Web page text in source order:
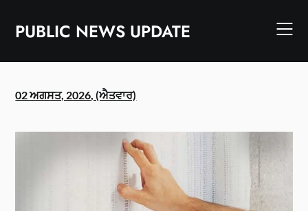
contentPUBLIC NEWS UPDATE
02 ਅਗਸਤ, 2026, (ਐਤਵਾਰ)